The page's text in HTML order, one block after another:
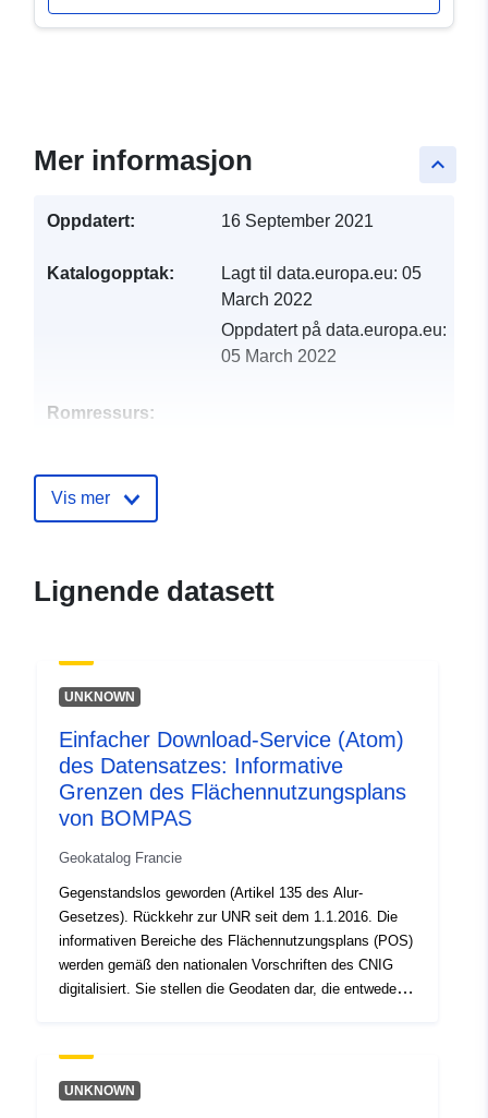
keyboard_arrow_up
Mer informasjon
Oppdatert: 16 September 2021
Katalogopptak: Lagt til data.europa.eu: 05
March 2022
Oppdatert på data.europa.eu:
05 March 2022
Romressurs:
326911fd1e94
Type:
Ressurs:
http://inspire.ec.europa.eu/
codelist/ResourceType/services
Vis mer
Lignende datasett
UNKNOWN
Einfacher Download-Service (Atom)
des Datensatzes: Informative
Grenzen des Flächennutzungsplans
von BOMPAS
Geokatalog Francie
Gegenstandslos geworden (Artikel 135 des Alur-
Gesetzes). Rückkehr zur UNR seit dem 1.1.2016. Die
informativen Bereiche des Flächennutzungsplans (POS)
werden gemäß den nationalen Vorschriften des CNIG
digitalisiert. Sie stellen die Geodaten dar, die entweder
Oberflächeninformationen, die gemäß den Artikeln R123-
13 und R123-14 des Städtebaugesetzbuchs den
UNKNOWN